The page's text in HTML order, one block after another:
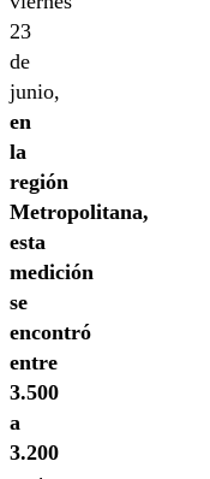
23
de
junio,
en
la
región
Metropolitana,
esta
medición
se
encontró
entre
3.500
a
3.200